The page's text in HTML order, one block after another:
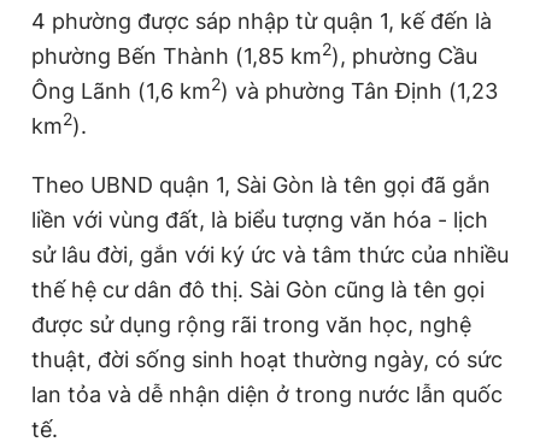
4 phường được sáp nhập từ quận 1, kế đến là
phường Bến Thành (1,85 km2), phường Cầu
Ông Lãnh (1,6 km2) và phường Tân Định (1,23
km2).
Theo UBND quận 1, Sài Gòn là tên gọi đã gắn
liền với vùng đất, là biểu tượng văn hóa - lịch
sử lâu đời, gắn với ký ức và tâm thức của nhiều
thế hệ cư dân đô thị. Sài Gòn cũng là tên gọi
được sử dụng rộng rãi trong văn học, nghệ
thuật, đời sống sinh hoạt thường ngày, có sức
lan tỏa và dễ nhận diện ở trong nước lẫn quốc
tế.